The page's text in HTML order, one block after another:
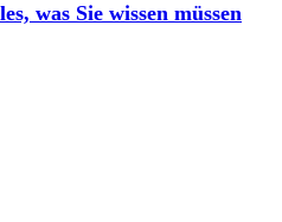
was Sie wissen müssen